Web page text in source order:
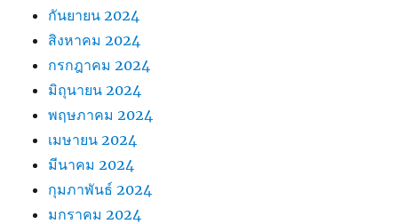
กันยายน 2024
สิงหาคม 2024
กรกฎาคม 2024
มิถุนายน 2024
พฤษภาคม 2024
เมษายน 2024
มีนาคม 2024
กุมภาพันธ์ 2024
มกราคม 2024